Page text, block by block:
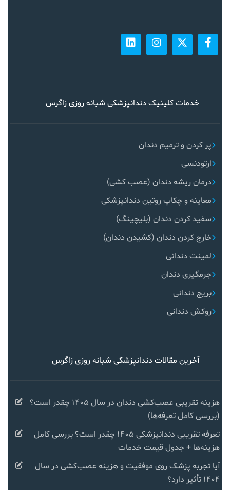
خدمات کلینیک دندانپزشکی شبانه روزی زاگرس
پر کردن و ترمیم دندان
ارتودنسی
درمان ریشه دندان (عصب کشی)
معاینه و چکاپ روتین دندانپزشکی
سفید کردن دندان (بلیچینگ)
خارج کردن دندان (کشیدن دندان)
لمینت دندانی
جرمگیری دندان
بریج دندانی
روکش دندانی
آخرین مقالات دندانپزشکی شبانه روزی زاگرس
هزینه تقریبی عصب‌کشی دندان در سال ۱۴۰۵ چقدر است؟
(بررسی کامل تعرفه‌ها)
تعرفه تقریبی دندانپزشکی ۱۴۰۵ چقدر است؟ بررسی کامل
هزینه‌ها + جدول قیمت خدمات
آیا تجربه پزشک روی موفقیت و هزینه عصب‌کشی در سال
۱۴۰۴ تأثیر دارد؟